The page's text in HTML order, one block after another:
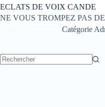
Passer
contenu
ECLATS DE VOIX CANDE
NE VOUS TROMPEZ PAS
Catégorie